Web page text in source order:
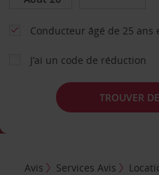
Conducteur âgé de 25 ans
J’ai un code de réduction
TROUVER
Avis Services Avis